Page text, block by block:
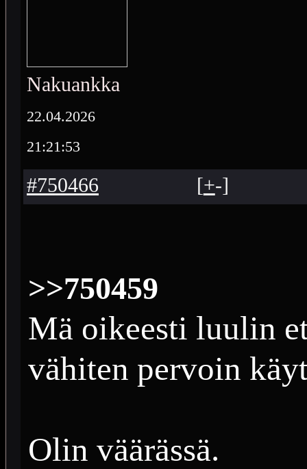
Nakuankka
22.04.2026
21:21:53
#750466 [+-]
>>750459
Mä oikeesti luulin
vähiten pervoin
Olin väärässä.